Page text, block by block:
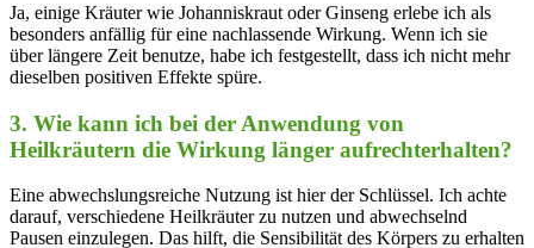
Ja, einige ‍Kräuter ⁢wie Johanniskraut oder Ginseng erlebe ich⁢ als
⁢besonders anfällig für eine​ nachlassende Wirkung.⁤ Wenn ⁤ich sie
über längere Zeit benutze, habe ich ⁢festgestellt, dass​ ich nicht mehr
dieselben​ positiven Effekte spüre.
3. Wie kann ich bei der⁢ Anwendung von
Heilkräutern‍ die Wirkung länger aufrechterhalten?
Eine abwechslungsreiche ​Nutzung ⁢ist hier ​der​ Schlüssel. Ich achte
darauf, ⁢verschiedene Heilkräuter ⁤zu nutzen und abwechselnd
Pausen einzulegen.⁢ Das hilft,⁢ die Sensibilität des⁤ Körpers ‌zu⁣ erhalten